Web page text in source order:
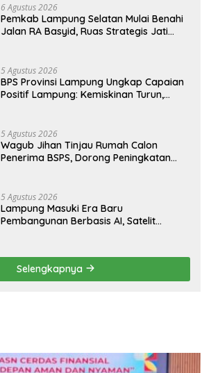
6 Agustus 2026
Pemkab Lampung Selatan Mulai Benahi
Jalan RA Basyid, Ruas Strategis Jati
5 Agustus 2026
BPS Provinsi Lampung Ungkap Capaian
Positif Lampung: Kemiskinan Turun,
5 Agustus 2026
Wagub Jihan Tinjau Rumah Calon
Penerima BSPS, Dorong Peningkatan
5 Agustus 2026
Lampung Masuki Era Baru
Pembangunan Berbasis AI, Satelit
Selengkapnya